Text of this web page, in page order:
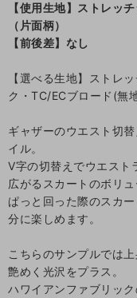
【使用生地】ストレッ
（片面柄）
【前後差】なし
【選べる生地】ストレ
ク・TC/ECブロード(無
ギャザーのウエスト切
イル。
V字の切替えでウエスト
広がるスカートのボリ
ぱっと回った際のスカ
分に楽しめます。
こちらのサンプルでは
艶めく光沢をプラス。
ハワイアンファブリッ